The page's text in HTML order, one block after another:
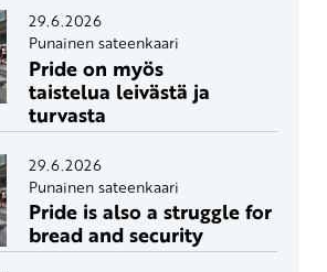
29.6.2026
Punainen sateenkaari
Pride on myös
taistelua leivästä ja
turvasta
29.6.2026
Punainen sateenkaari
Pride is also a struggle for
bread and security